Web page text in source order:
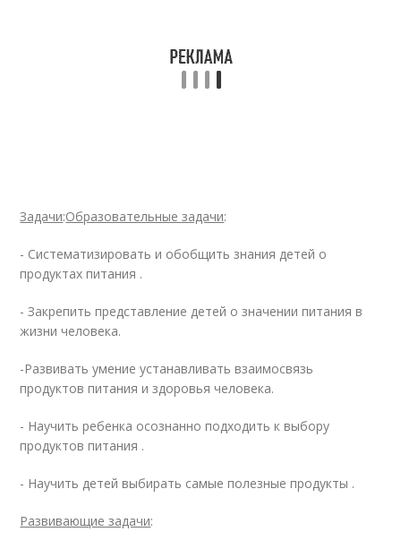
Задачи:Образовательные задачи:
- Систематизировать и обобщить знания детей о
продуктах питания .
- Закрепить представление детей о значении питания в
жизни человека.
-Развивать умение устанавливать взаимосвязь
продуктов питания и здоровья человека.
- Научить ребенка осознанно подходить к выбору
продуктов питания .
- Научить детей выбирать самые полезные продукты .
Развивающие задачи: